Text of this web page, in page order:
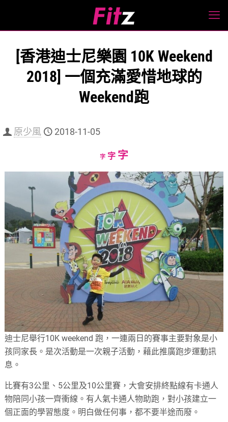
[香港迪士尼樂園 10K Weekend
2018] 一個充滿愛惜地球的
Weekend跑
原少風 2018-11-05
字Decrease
size.
字Reset
size.
字Increase
size.
迪士尼舉行10K weekend 跑，一連兩日的賽事主要對象是小
孩同家長。是次活動是一次親子活動，藉此推廣跑步運動訊
息。
比賽有3公里、5公里及10公里賽，大會安排終點線有卡通人
物陪同小孩一齊衝線。有人氣卡通人物助跑，對小孩建立一
個正面的學習態度。明白做任何事，都不要半途而廢。